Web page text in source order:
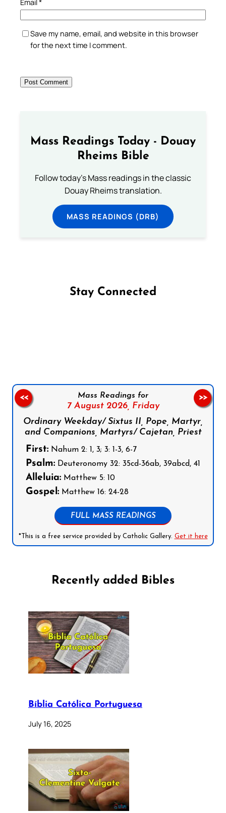
Save my name, email, and website in this browser
for the next time I comment.
Mass Readings Today - Douay
Rheims Bible
Follow today's Mass readings in the classic
Douay Rheims translation.
MASS READINGS (DRB)
Stay Connected
Mass Readings for
7 August 2026, Friday
Ordinary Weekday/ Sixtus II, Pope, Martyr,
and Companions, Martyrs/ Cajetan, Priest
First: Nahum 2: 1, 3; 3: 1-3, 6-7
Psalm: Deuteronomy 32: 35cd-36ab, 39abcd, 41
Alleluia: Matthew 5: 10
Gospel: Matthew 16: 24-28
FULL MASS READINGS
*This is a free service provided by Catholic Gallery. Get it here
<< >>
Recently added Bibles
Bíblia Católica Portuguesa
July 16, 2025